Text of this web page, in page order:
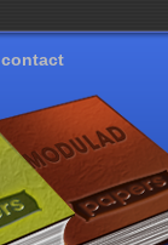
contact